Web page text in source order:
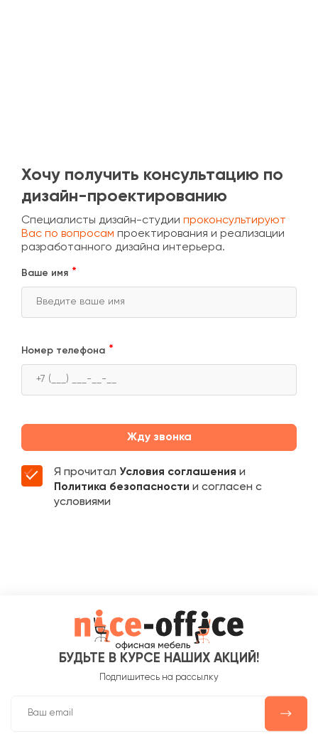
Хочу получить консультацию по
дизайн-проектированию
Специалисты дизайн-студии проконсультируют
Вас по вопросам проектирования и реализации
разработанного дизайна интерьера.
Ваше имя
Номер телефона
Жду звонка
Я прочитал Условия соглашения и
Политика безопасности и согласен с
условиями
БУДЬТЕ В КУРСЕ НАШИХ АКЦИЙ!
Подпишитесь на рассылку